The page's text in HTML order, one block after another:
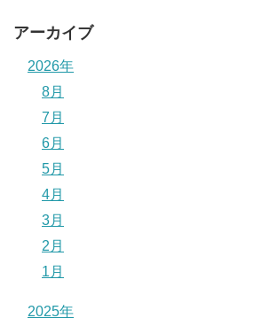
アーカイブ
2026年
8月
7月
6月
5月
4月
3月
2月
1月
2025年